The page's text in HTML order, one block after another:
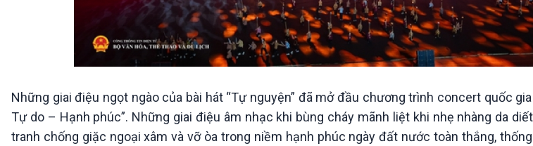
Những giai điệu ngọt ngào của bài hát “Tự nguyện” đã mở đầu chương trình concert quốc
Tự do – Hạnh phúc”. Những giai điệu âm nhạc khi bùng cháy mãnh liệt khi nhẹ nhàng da
tranh chống giặc ngoại xâm và vỡ òa trong niềm hạnh phúc ngày đất nước toàn thắng,